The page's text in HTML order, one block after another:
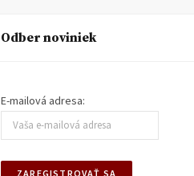
Odber noviniek
E-mailová adresa: